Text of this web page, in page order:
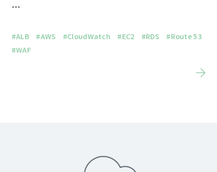
…
#ALB #AWS #CloudWatch #EC2 #RDS
#Route 53
#WAF